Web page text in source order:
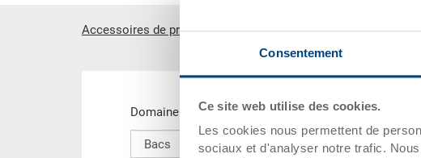
Consentement
Ce site web utilise des cookies.
Les cookies nous permettent de
sociaux et d'analyser notre trafic.
Accessoires de produits Sceller ESD
contient principale
Domaine de produits